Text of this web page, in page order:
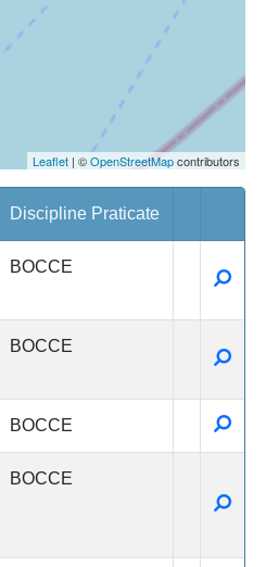
Leaflet| ©OpenStreetMapcontributors
Discipline Praticate
BOCCE
BOCCE
BOCCE
BOCCE